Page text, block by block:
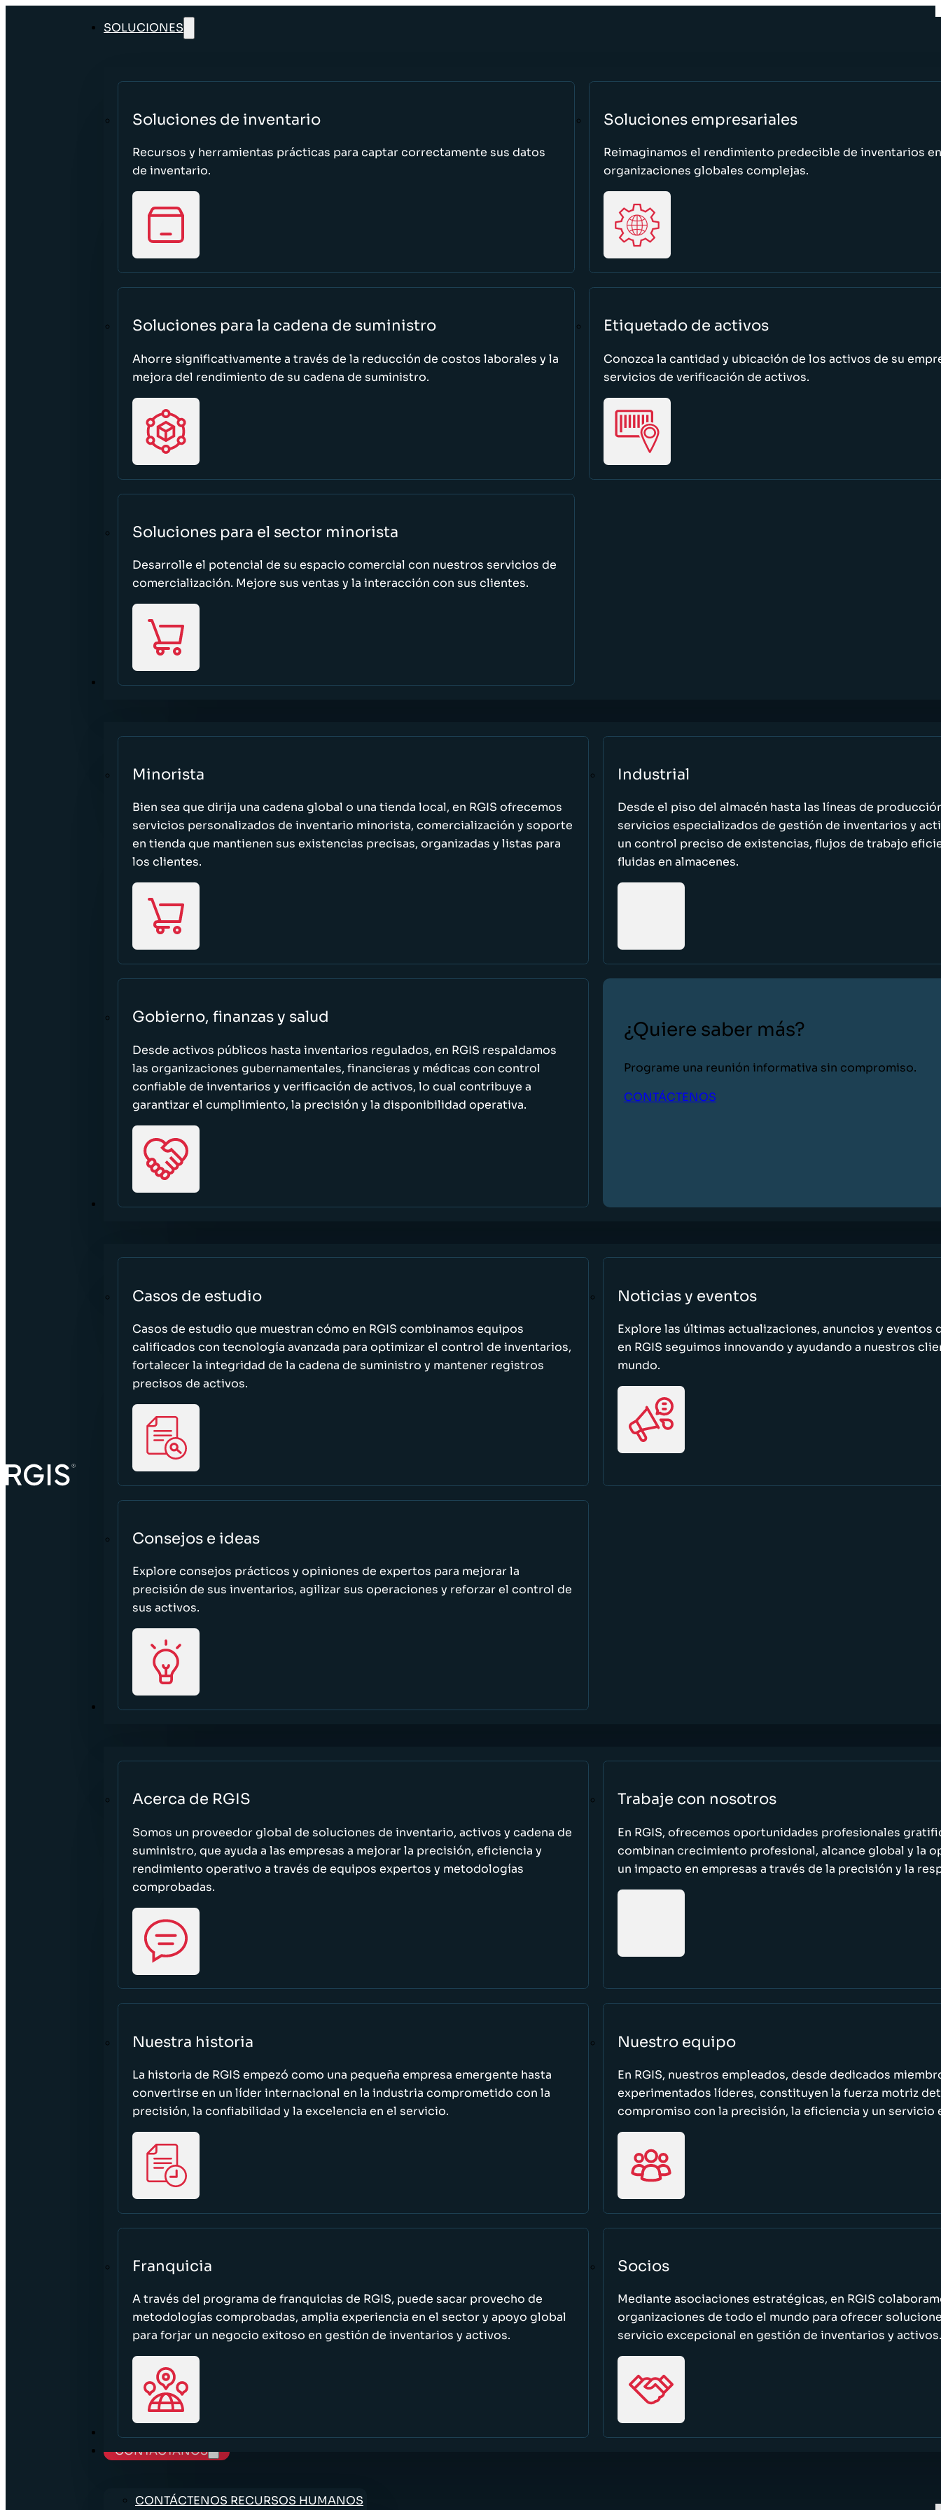
SOLUCIONES
Soluciones de inventario
Recursos y herramientas prácticas para captar correctamente sus datos
de inventario.
Soluciones empresariales
Reimaginamos el rendimiento predecible de inventarios en
organizaciones globales complejas.
Soluciones para la cadena de suministro
Ahorre significativamente a través de la reducción de costos laborales y la
mejora del rendimiento de su cadena de suministro.
Etiquetado de activos
Conozca la cantidad y ubicación de los activos de su
servicios de verificación de activos.
Soluciones para el sector minorista
Desarrolle el potencial de su espacio comercial con nuestros servicios de
comercialización. Mejore sus ventas y la interacción con sus clientes.
SECTORES
Minorista
Bien sea que dirija una cadena global o una tienda local, en RGIS ofrecemos
servicios personalizados de inventario minorista, comercialización y soporte
en tienda que mantienen sus existencias precisas, organizadas y listas para
los clientes.
Industrial
Desde el piso del almacén hasta las líneas de
servicios especializados de gestión de inventarios y
un control preciso de existencias, flujos de trabajo
fluidas en almacenes.
Gobierno, finanzas y salud
Desde activos públicos hasta inventarios regulados, en RGIS respaldamos
las organizaciones gubernamentales, financieras y médicas con control
confiable de inventarios y verificación de activos, lo cual contribuye a
garantizar el cumplimiento, la precisión y la disponibilidad operativa.
¿Quiere saber más?
Programe una reunión informativa sin compromiso.
CONTÁCTENOS
RECURSOS
Casos de estudio
Casos de estudio que muestran cómo en RGIS combinamos equipos
calificados con tecnología avanzada para optimizar el control de inventarios,
fortalecer la integridad de la cadena de suministro y mantener registros
precisos de activos.
Noticias y eventos
Explore las últimas actualizaciones, anuncios y eventos
en RGIS seguimos innovando y ayudando a nuestros
mundo.
Consejos e ideas
Explore consejos prácticos y opiniones de expertos para mejorar la
precisión de sus inventarios, agilizar sus operaciones y reforzar el control de
sus activos.
ACERCA DE
Acerca de RGIS
Somos un proveedor global de soluciones de inventario, activos y cadena de
suministro, que ayuda a las empresas a mejorar la precisión, eficiencia y
rendimiento operativo a través de equipos expertos y metodologías
comprobadas.
Trabaje con nosotros
En RGIS, ofrecemos oportunidades profesionales
combinan crecimiento profesional, alcance global y la
un impacto en empresas a través de la precisión y la
Nuestra historia
La historia de RGIS empezó como una pequeña empresa emergente hasta
convertirse en un líder internacional en la industria comprometido con la
precisión, la confiabilidad y la excelencia en el servicio.
Nuestro equipo
En RGIS, nuestros empleados, desde dedicados
experimentados líderes, constituyen la fuerza motriz
compromiso con la precisión, la eficiencia y un servicio
Franquicia
A través del programa de franquicias de RGIS, puede sacar provecho de
metodologías comprobadas, amplia experiencia en el sector y apoyo global
para forjar un negocio exitoso en gestión de inventarios y activos.
Socios
Mediante asociaciones estratégicas, en RGIS
organizaciones de todo el mundo para ofrecer
servicio excepcional en gestión de inventarios y activos.
TRABAJE CON NOSOTROS
CONTÁCTANOS
CONTÁCTENOS RECURSOS HUMANOS